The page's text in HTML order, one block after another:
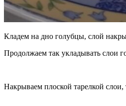
Кладем на дно голубцы, слой
Продолжаем так укладывать слои
Накрываем плоской тарелкой